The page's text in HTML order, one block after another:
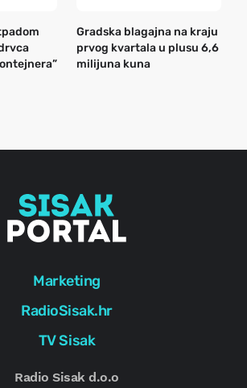
Gradska blagajna na kraju
prvog kvartala u plusu 6,6
milijuna kuna
Marketing
RadioSisak.hr
TV Sisak
Radio Sisak d.o.o